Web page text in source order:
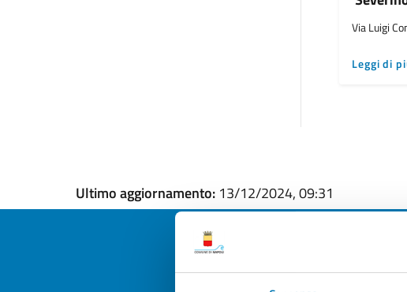
Via Luigi
Leggi di
Ultimo aggiornamento: 13/12/2024, 09:31